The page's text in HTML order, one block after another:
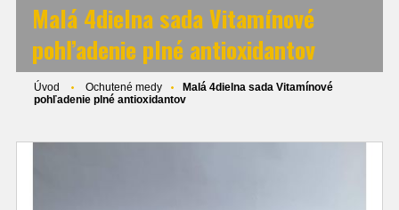
Malá 4dielna sada Vitamínové
pohľadenie plné antioxidantov
Úvod Ochutené medy
Malá 4dielna sada Vitamínové
pohľadenie plné antioxidantov